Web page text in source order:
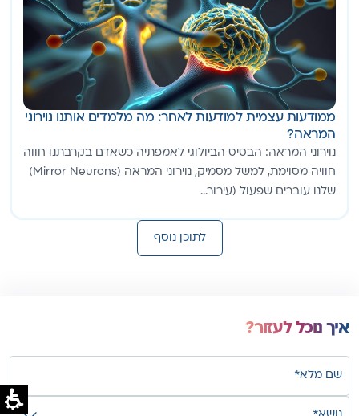
ממודעות עצמית למודעות לאחר: מה מלמדים אותנו נוירוני
המראה?
נוירוני המראה: הבסיס הביולוגי לאמפתיה כשאדם בקרבתנו חווה
חוויה מסוימת, למשל מסמיק, נוירוני המראה (Mirror Neurons)
שלנו עוברים שפעול (עירור...
לתוכן נוסף
איך נוכל לעזור?